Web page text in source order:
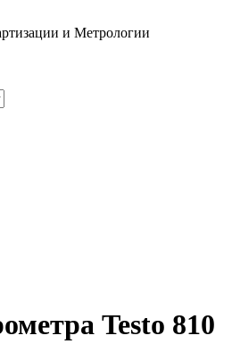
и Метрологии
Testo 810